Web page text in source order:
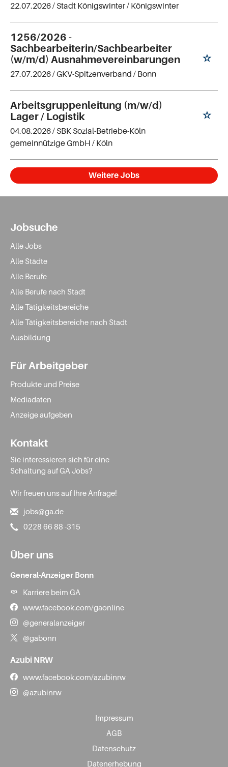
22.07.2026 / Stadt Königswinter/ Königswinter
1256/2026 -
Sachbearbeiterin/Sachbearbeiter
(w/m/d) Ausnahmevereinbarungen
27.07.2026 /GKV-Spitzenverband / Bonn
Arbeitsgruppenleitung (m/w/d)
Lager / Logistik
04.08.2026 / SBK Sozial-Betriebe-Köln
gemeinnützige GmbH / Köln
Weitere Jobs
Jobsuche
Alle Jobs
Alle Städte
Alle Berufe
Alle Berufe nach Stadt
Alle Tätigkeitsbereiche
Alle Tätigkeitsbereiche nach Stadt
Ausbildung
Für Arbeitgeber
Produkte und Preise
Mediadaten
Anzeige aufgeben
Kontakt
Sie interessieren sich für eine
Schaltung auf GA Jobs?
Wir freuen uns auf Ihre Anfrage!
jobs@ga.de
0228 66 88 -315
Über uns
General-Anzeiger Bonn
Karriere beim GA
www.facebook.com/gaonline
@generalanzeiger
@gabonn
Azubi NRW
www.facebook.com/azubinrw
@azubinrw
Impressum
AGB
Datenschutz
Datenerhebung